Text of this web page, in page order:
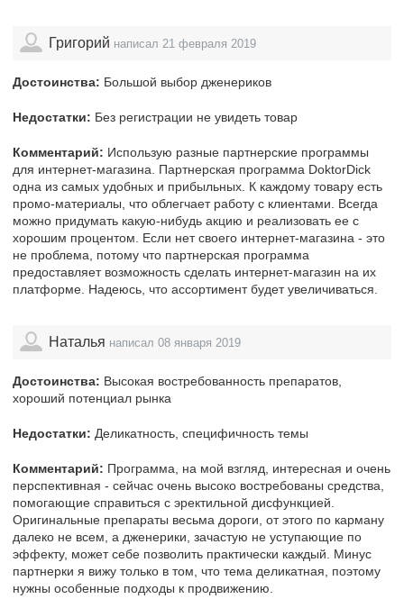
Григорий написал 21 февраля 2019
Достоинства: Большой выбор дженериков
Недостатки: Без регистрации не увидеть товар
Комментарий: Использую разные партнерские программы
для интернет-магазина. Партнерская программа DoktorDick
одна из самых удобных и прибыльных. К каждому товару есть
промо-материалы, что облегчает работу с клиентами. Всегда
можно придумать какую-нибудь акцию и реализовать ее с
хорошим процентом. Если нет своего интернет-магазина - это
не проблема, потому что партнерская программа
предоставляет возможность сделать интернет-магазин на их
платформе. Надеюсь, что ассортимент будет увеличиваться.
Наталья написал 08 января 2019
Достоинства: Высокая востребованность препаратов,
хороший потенциал рынка
Недостатки: Деликатность, специфичность темы
Комментарий: Программа, на мой взгляд, интересная и очень
перспективная - сейчас очень высоко востребованы средства,
помогающие справиться с эректильной дисфункцией.
Оригинальные препараты весьма дороги, от этого по карману
далеко не всем, а дженерики, зачастую не уступающие по
эффекту, может себе позволить практически каждый. Минус
партнерки я вижу только в том, что тема деликатная, поэтому
нужны особенные подходы к продвижению.